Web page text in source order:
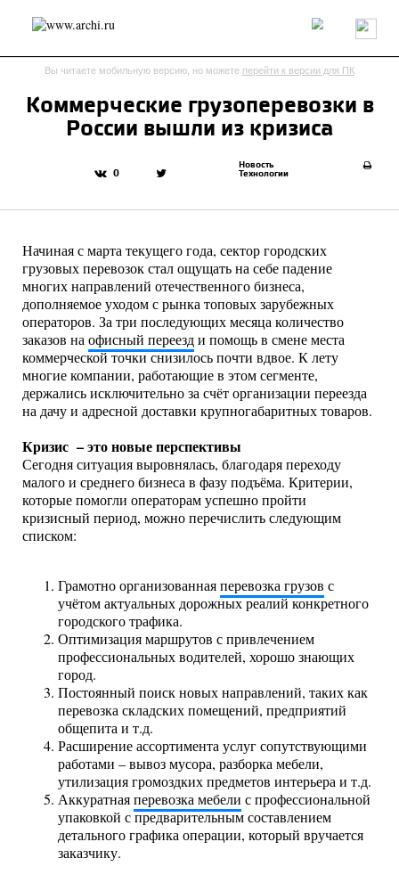
Россия Мир Технологии Интерьер Пресса
Архитекторы
Блог
Исследование
Репортаж
Рецензия Архитектура
Выставка
Книги
Наследие Образование
Урбанистика
Эко
Вы читаете мобильную версию, но можете перейти к версии для ПК
Коммерческие грузоперевозки в
России вышли из кризиса
0
Новость
Технологии
Начиная с марта текущего года, сектор городских
грузовых перевозок стал ощущать на себе падение
многих направлений отечественного бизнеса,
дополняемое уходом с рынка топовых зарубежных
операторов. За три последующих месяца количество
заказов наофисный переезди помощь в смене места
коммерческой точки снизилось почти вдвое. К лету
многие компании, работающие в этом сегменте,
держались исключительно за счёт организации переезда
на дачу и адресной доставки крупногабаритных товаров.
Кризис – это новые перспективы
Сегодня ситуация выровнялась, благодаря переходу
малого и среднего бизнеса в фазу подъёма. Критерии,
которые помогли операторам успешно пройти
кризисный период, можно перечислить следующим
списком:
Грамотно организованнаяперевозка грузов с
учётом актуальных дорожных реалий конкретного
городского трафика.
Оптимизация маршрутов с привлечением
профессиональных водителей, хорошо знающих
город.
Постоянный поиск новых направлений, таких как
перевозка складских помещений, предприятий
общепита и т.д.
Расширение ассортимента услуг сопутствующими
работами – вывоз мусора, разборка мебели,
утилизация громоздких предметов интерьера и т.д.
Аккуратнаяперевозка мебели с профессиональной
упаковкой с предварительным составлением
детального графика операции, который вручается
заказчику.